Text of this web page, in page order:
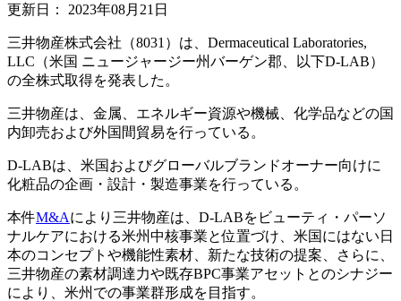
更新日： 2023年08月21日
三井物産株式会社（8031）は、Dermaceutical Laboratories,
LLC（米国 ニュージャージー州バーゲン郡、以下D-LAB）
の全株式取得を発表した。
三井物産は、金属、エネルギー資源や機械、化学品などの国
内卸売および外国間貿易を行っている。
D-LABは、米国およびグローバルブランドオーナー向けに
化粧品の企画・設計・製造事業を行っている。
本件M&Aにより三井物産は、D-LABをビューティ・パーソ
ナルケアにおける米州中核事業と位置づけ、米国にはない日
本のコンセプトや機能性素材、新たな技術の提案、さらに、
三井物産の素材調達力や既存BPC事業アセットとのシナジー
により、米州での事業群形成を目指す。